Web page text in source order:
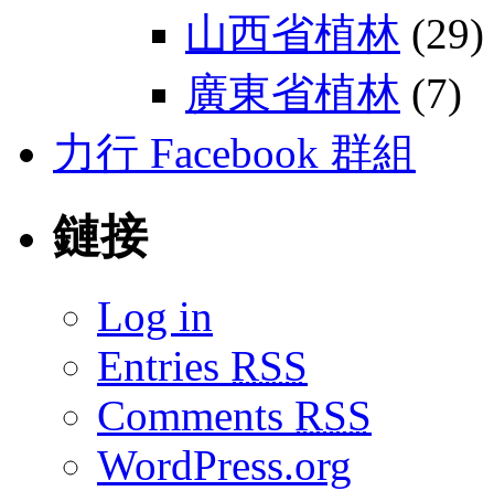
山西省植林 (29)
廣東省植林 (7)
力行 Facebook 群組
鏈接
Log in
Entries RSS
Comments RSS
WordPress.org